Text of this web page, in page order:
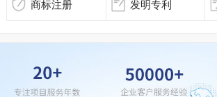
商标注册 发明专利